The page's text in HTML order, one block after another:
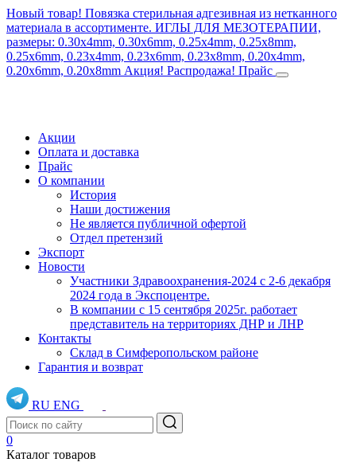
Новый товар! Повязка стерильная адгезивная из нетканного
материала в ассортименте. ИГЛЫ ДЛЯ МЕЗОТЕРАПИИ,
размеры: 0.30x4mm, 0.30x6mm, 0.25x4mm, 0.25x8mm,
0.25x6mm, 0.23x4mm, 0.23x6mm, 0.23x8mm, 0.20x4mm,
0.20x6mm, 0.20x8mm Акция! Распродажа! Прайс
Акции
Оплата и доставка
Прайс
О компании
История
Наши достижения
Не является публичной офертой
Отдел претензий
Экспорт
Новости
Участники Здравоохранения-2024 с 2-6 декабря
2024 года в Экспоцентре.
В компании с 15 сентября 2025г. работает
представитель на территориях ДНР и ЛНР
Контакты
Склад в Симферопольском районе
Гарантия и возврат
RU ENG
0
Каталог товаров